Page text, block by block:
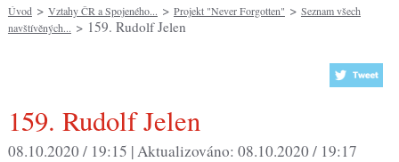
Úvod> Vztahy ČR a Spojeného... > Projekt "Never Forgotten" > Seznam všech
navštívěných... > 159. Rudolf Jelen
159. Rudolf Jelen
08.10.2020 / 19:15 |Aktualizováno: 08.10.2020 / 19:17